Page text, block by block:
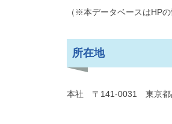
（※本データベースはHP
所在地
本社 〒141-0031 東京都